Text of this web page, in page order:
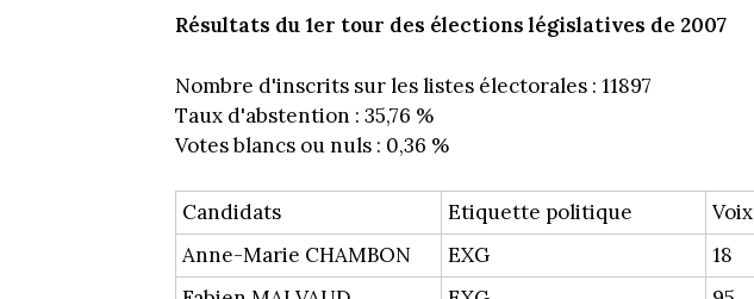
Résultats du 1er tour des élections législatives de 2007
Nombre d'inscrits sur les listes électorales : 11897
Taux d'abstention : 35,76 %
Votes blancs ou nuls : 0,36 %
Candidats Etiquette politique Voix
Anne-Marie CHAMBON
EXG 18